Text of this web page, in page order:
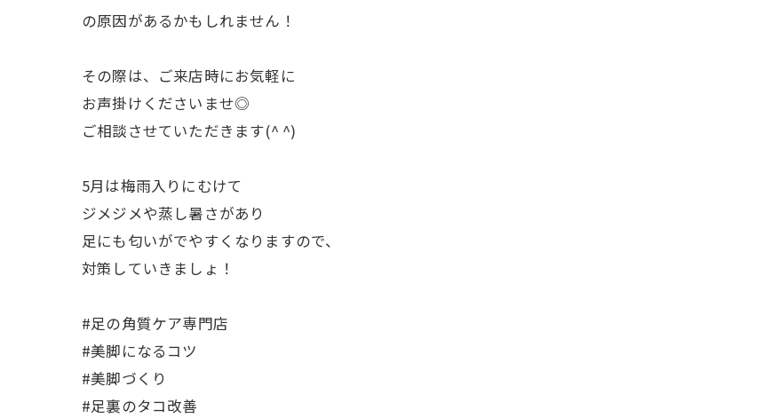
の原因があるかもしれません！
その際は、ご来店時にお気軽に
お声掛けくださいませ◎
ご相談させていただきます(^ ^)
5月は梅雨入りにむけて
ジメジメや蒸し暑さがあり
足にも匂いがでやすくなりますので、
対策していきましょ！
#足の角質ケア専門店
#美脚になるコツ
#美脚づくり
#足裏のタコ改善